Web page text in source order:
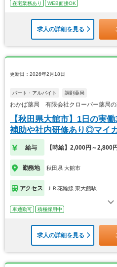
在宅業務あり
WEB面接OK
求人の詳細を見る
更新日：2026年2月18日
パート・アルバイト 調剤薬局
わかば薬局 有限会社クローバー薬局の
【秋田県大館市】1日の実
補助や社内研修あり◎マイ
給与 【時給】2,000円～2,800
勤務地 秋田県 大館市
アクセス ＪＲ花輪線 東大館駅
車通勤可 積極採用中
求人の詳細を見る